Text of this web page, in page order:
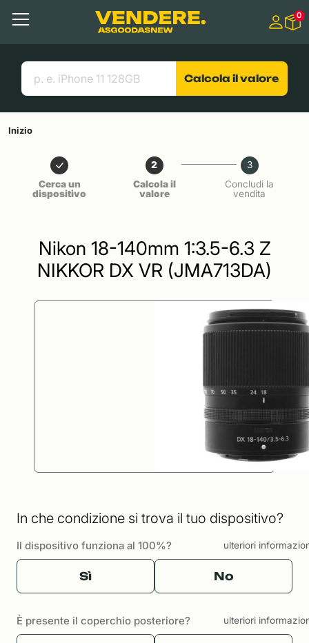
Contenuto principale
Menu
Cerca
Link utili
0
Calcola il valore
Inizio
Cerca un
dispositivo
2
Calcola il
valore
3
Concludi la
vendita
Nikon 18-140mm 1:3.5-6.3 Z
NIKKOR DX VR (JMA713DA)
In che condizione si trova il tuo dispositivo?
Il dispositivo funziona al 100%? ulteriori
Sì No
È presente il coperchio posteriore? ulteriori